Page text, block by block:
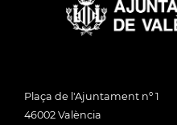
Plaça de l'Ajuntament nº 1
46002 València